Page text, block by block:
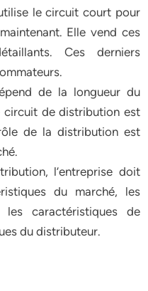
le circuit court pour
Elle vend ces
Ces derniers
de la longueur du
de distribution est
de la distribution est
l’entreprise doit
du marché, les
caractéristiques de
du distributeur.